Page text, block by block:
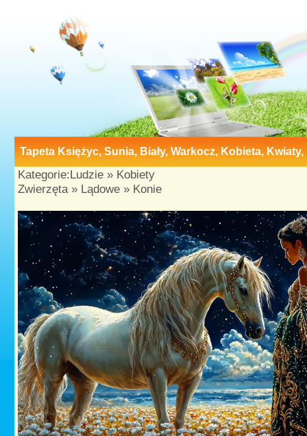
Tapeta Księżyc, Sunia, Biały, Warkocz, Kobieta,
Kategorie:Ludzie » Kobiety
Zwierzęta» Lądowe » Konie